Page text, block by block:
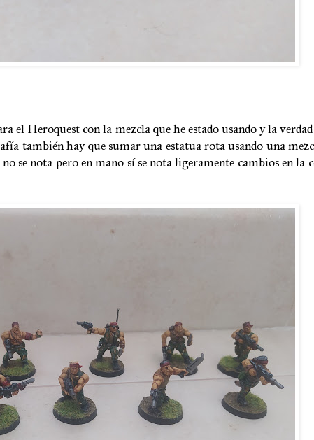
el Heroquest con la mezcla que he estado usando y la verdad
también hay que sumar una estatua rota usando una
se nota pero en mano sí se nota ligeramente cambios en la